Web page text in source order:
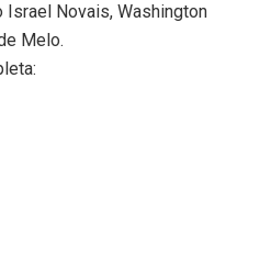
Israel Novais, Washington
Melo.